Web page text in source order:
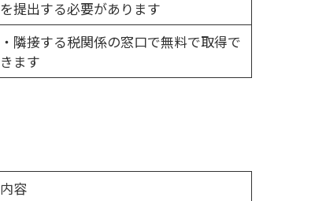
を提出する必要があります
・隣接する税関係の窓口で無料で取得で
きます
内容